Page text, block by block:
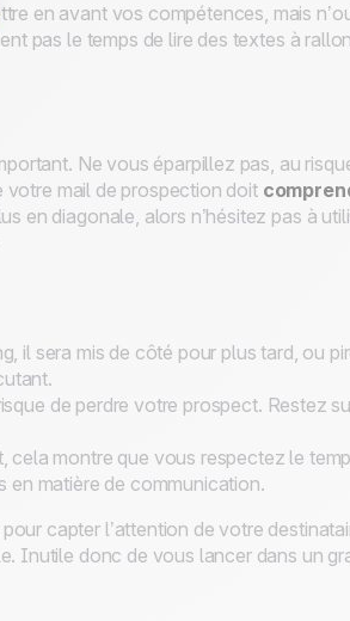
en avant vos compétences, mais
pas le temps de lire des textes à
Ne vous éparpillez pas, au
votre mail de prospection doit
en diagonale, alors n’hésitez pas à
il sera mis de côté pour plus tard, ou
de perdre votre prospect. Restez
cela montre que vous respectez le
en matière de communication.
capter l’attention de votre
Inutile donc de vous lancer dans un